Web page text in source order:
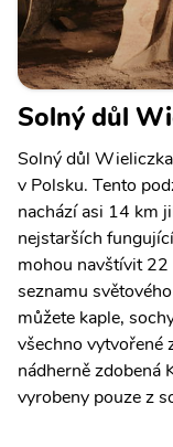
Solný důl
Solný důl
v Polsku. Tento
nachází asi 14 km
nejstarších
mohou navštívit
seznamu
můžete kaple,
všechno vytvořené
nádherně zdobená
vyrobeny pouze z